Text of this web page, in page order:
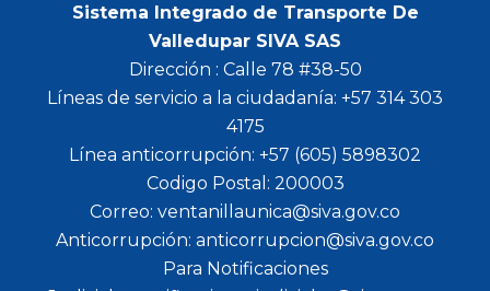
Sistema Integrado de Transporte De
Valledupar SIVA SAS
Dirección : Calle 78 #38-50
Líneas de servicio a la ciudadanía: +57 314 303
4175
Línea anticorrupción: +57 (605) 5898302
Codigo Postal: 200003
Correo: ventanillaunica@siva.gov.co
Anticorrupción: anticorrupcion@siva.gov.co
Para Notificaciones